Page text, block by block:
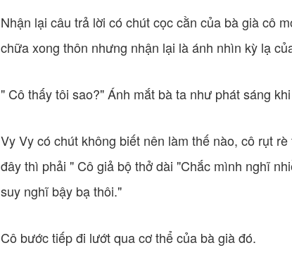
Nhận lại câu trả lời có chút cọc cằn của bà già cô
chữa xong thôn nhưng nhận lại là ánh nhìn kỳ lạ
" Cô thấy tôi sao?" Ánh mắt bà ta như phát sáng
Vy Vy có chút không biết nên làm thế nào, cô rụt
đây thì phải " Cô giả bộ thở dài "Chắc mình nghĩ
suy nghĩ bậy bạ thôi."
Cô bước tiếp đi lướt qua cơ thể của bà già đó.